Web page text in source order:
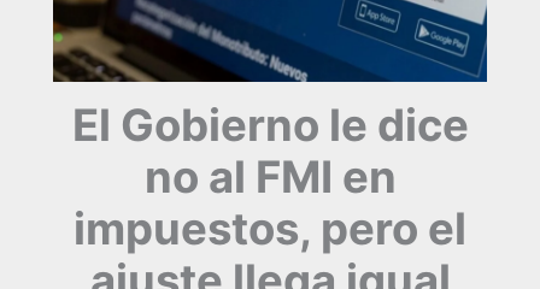
El Gobierno le dice
no al FMI en
impuestos, pero el